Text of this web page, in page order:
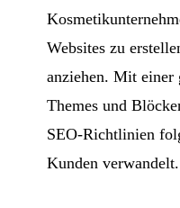
Websites zu
anziehen. Mit einer
Themes und
SEO-Richtlinien
Kunden verwandelt.